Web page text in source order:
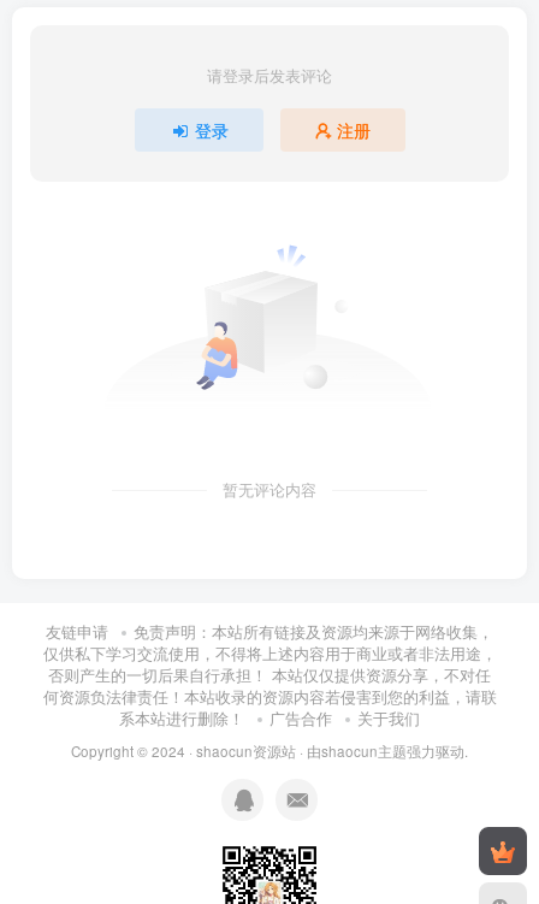
请登录后发表评论
登录 注册
暂无评论内容
友链申请
免责声明：本站所有链接及资源均来源于网络收集，
仅供私下学习交流使用，不得将上述内容用于商业或者非法用途，
否则产生的一切后果自行承担！ 本站仅仅提供资源分享，不对任
何资源负法律责任！本站收录的资源内容若侵害到您的利益，请联
系本站进行删除！
广告合作 关于我们
Copyright © 2024 · shaocun资源站 · 由shaocun主题强力驱动.